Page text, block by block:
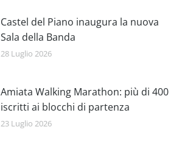
Castel del Piano inaugura la nuova
Sala della Banda
28 Luglio 2026
Amiata Walking Marathon: più di 400
iscritti ai blocchi di partenza
23 Luglio 2026